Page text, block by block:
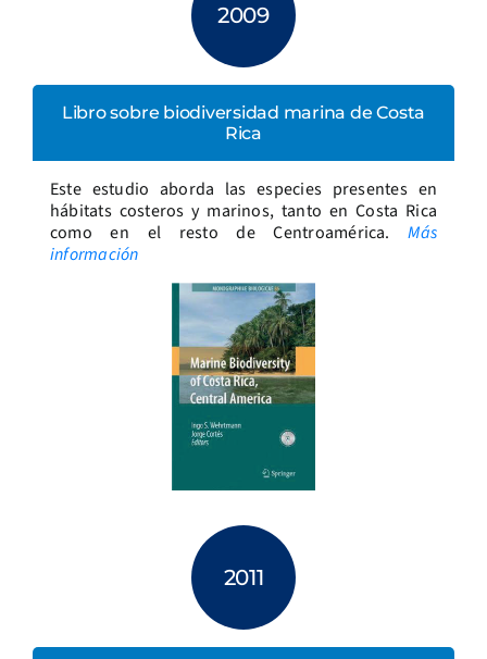
2009
Libro sobre biodiversidad marina de Costa
Rica
Este estudio aborda las especies presentes en
hábitats costeros y marinos, tanto en Costa Rica
como en el resto de Centroamérica.Más
información
2011